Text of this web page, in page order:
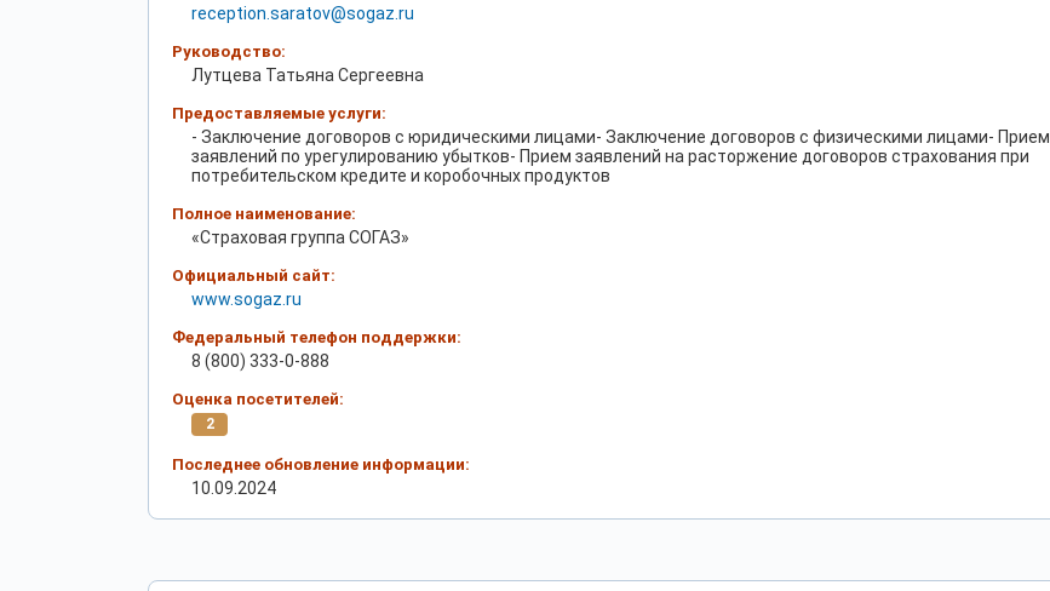
reception.saratov@sogaz.ru
Руководство:
Лутцева Татьяна Сергеевна
Предоставляемые услуги:
- Заключение договоров с юридическими лицами- Заключение договоров с физическими лицами- Прием
заявлений по урегулированию убытков- Прием заявлений на расторжение договоров страхования при
потребительском кредите и коробочных продуктов
Полное наименование:
«Страховая группа СОГАЗ»
Официальный сайт:
www.sogaz.ru
Федеральный телефон поддержки:
8 (800) 333-0-888
Оценка посетителей:
2
Последнее обновление информации:
10.09.2024